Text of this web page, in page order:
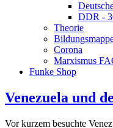
DDR -
Theorie
Corona
Marxismus
Funke Shop
Venezuela und
Vor kurzem besuchte